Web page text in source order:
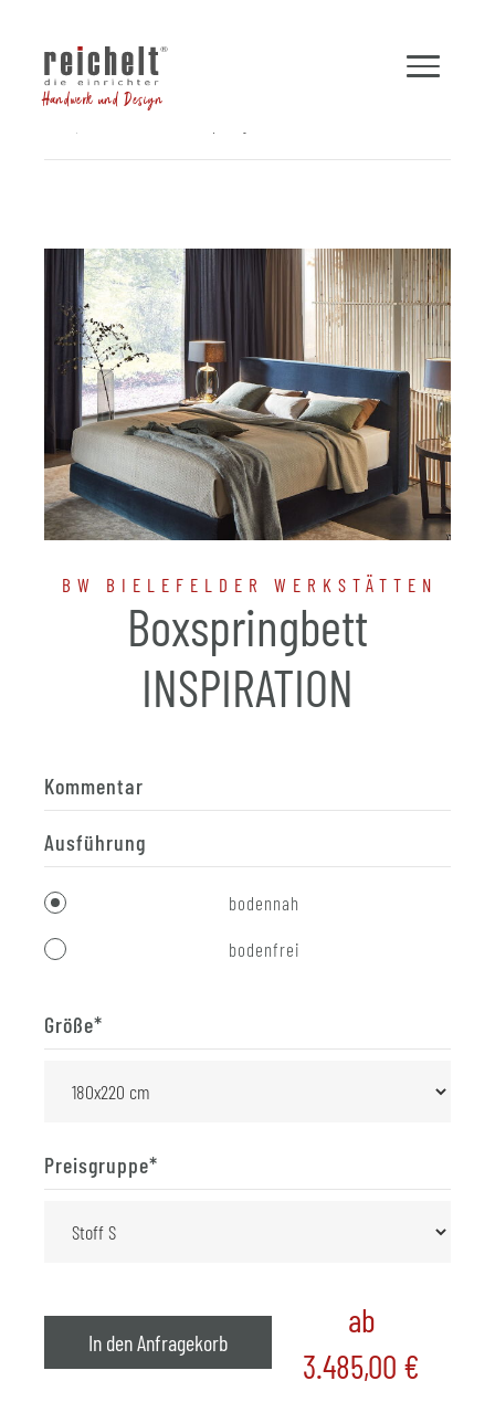
Handwerk und Design
BW BIELEFELDER WERKSTÄTTEN
Boxspringbett
INSPIRATION
Kommentar
Ausführung
bodennah
bodenfrei
Größe*
Preisgruppe*
In den Anfragekorb
ab
3.485,00 €